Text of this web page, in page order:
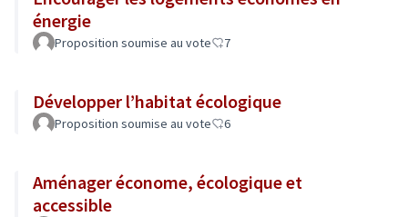
énergie
Proposition soumise au vote 7
Développer l’habitat écologique
Proposition soumise au vote 6
Aménager économe, écologique et
accessible